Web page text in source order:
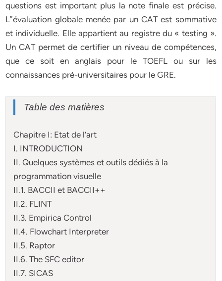
questions est important plus la note finale est précise.
L‟évaluation globale menée par un CAT est sommative
et individuelle. Elle appartient au registre du « testing ».
Un CAT permet de certifier un niveau de compétences,
que ce soit en anglais pour le TOEFL ou sur les
connaissances pré-universitaires pour le GRE.
Table des matières
Chapitre I: Etat de l’art
I. INTRODUCTION
II. Quelques systèmes et outils dédiés à la
programmation visuelle
II.1. BACCII et BACCII++
II.2. FLINT
II.3. Empirica Control
II.4. Flowchart Interpreter
II.5. Raptor
II.6. The SFC editor
II.7. SICAS